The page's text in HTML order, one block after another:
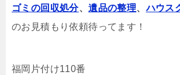
ゴミの回収処分、遺品の整理、ハウス
のお見積もり依頼待ってます！
福岡片付け110番